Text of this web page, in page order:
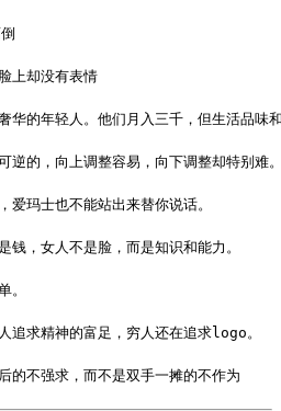
上却没有表情
华的年轻人。他们月入三千，但生活品味
逆的，向上调整容易，向下调整却特别难
爱玛士也不能站出来替你说话。
钱，女人不是脸，而是知识和能力。
。
追求精神的富足，穷人还在追求logo。
的不强求，而不是双手一摊的不作为